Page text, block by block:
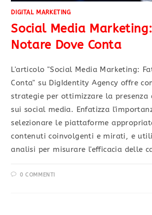
DIGITAL MARKETING
Social Media
Notare Dove Conta
L'articolo "Social Media Marketing:
Conta" su DigIdentity Agency offre
strategie per ottimizzare la presenza
sui social media. Enfatizza
selezionare le piattaforme
contenuti coinvolgenti e mirati, e
analisi per misurare l'efficacia delle
0 COMMENTI